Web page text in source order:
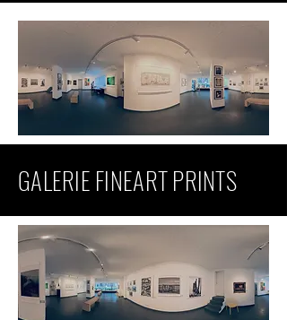
GALERIE FINEART PRINTS